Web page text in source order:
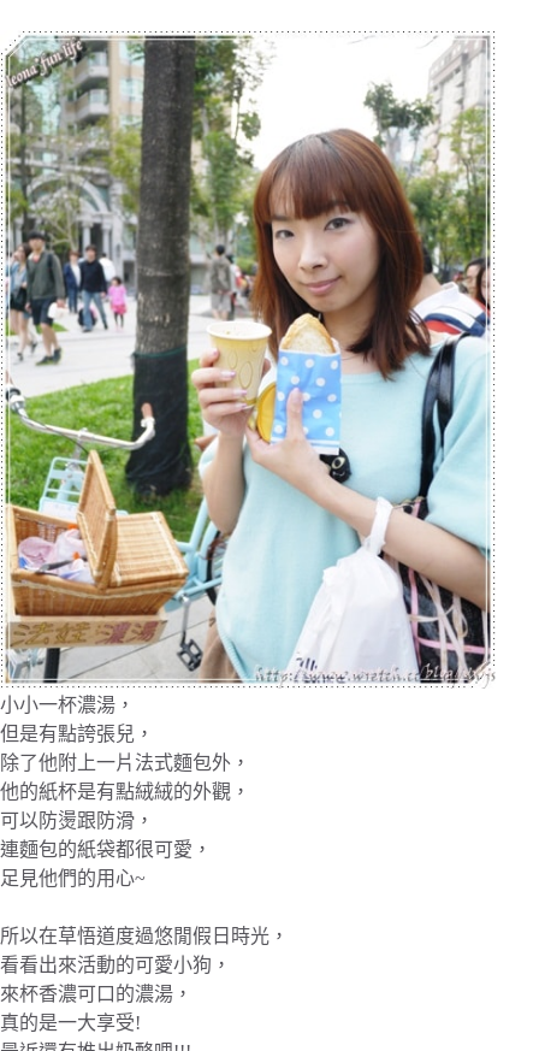
小小一杯濃湯，
但是有點誇張兒，
除了他附上一片法式麵包外，
他的紙杯是有點絨絨的外觀，
可以防燙跟防滑，
連麵包的紙袋都很可愛，
足見他們的用心~
所以在草悟道度過悠閒假日時光，
看看出來活動的可愛小狗，
來杯香濃可口的濃湯，
真的是一大享受!